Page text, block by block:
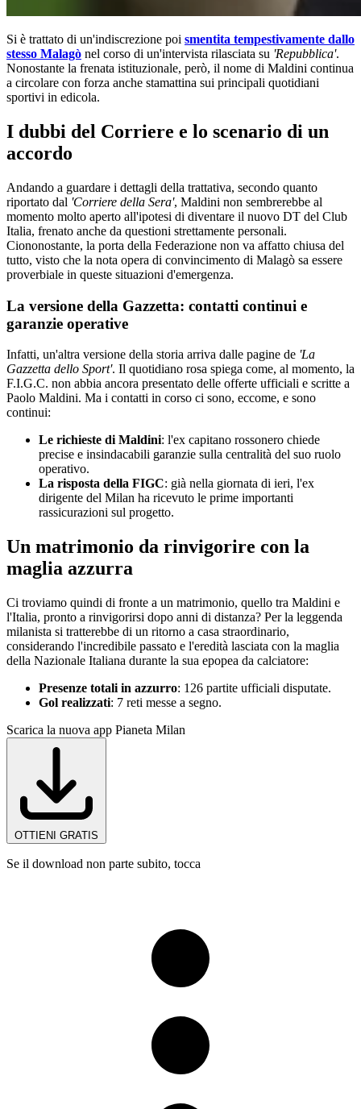
Si è trattato di un'indiscrezione poi smentita tempestivamente dallo
stesso Malagò nel corso di un'intervista rilasciata su 'Repubblica'.
Nonostante la frenata istituzionale, però, il nome di Maldini continua
a circolare con forza anche stamattina sui principali quotidiani
sportivi in edicola.
I dubbi del Corriere e lo scenario di un
accordo
Andando a guardare i dettagli della trattativa, secondo quanto
riportato dal 'Corriere della Sera', Maldini non sembrerebbe al
momento molto aperto all'ipotesi di diventare il nuovo DT del Club
Italia, frenato anche da questioni strettamente personali.
Ciononostante, la porta della Federazione non va affatto chiusa del
tutto, visto che la nota opera di convincimento di Malagò sa essere
proverbiale in queste situazioni d'emergenza.
La versione della Gazzetta: contatti continui e
garanzie operative
Infatti, un'altra versione della storia arriva dalle pagine de 'La
Gazzetta dello Sport'. Il quotidiano rosa spiega come, al momento, la
F.I.G.C. non abbia ancora presentato delle offerte ufficiali e scritte a
Paolo Maldini. Ma i contatti in corso ci sono, eccome, e sono
continui:
Le richieste di Maldini: l'ex capitano rossonero chiede
precise e insindacabili garanzie sulla centralità del suo ruolo
operativo.
La risposta della FIGC: già nella giornata di ieri, l'ex
dirigente del Milan ha ricevuto le prime importanti
rassicurazioni sul progetto.
Un matrimonio da rinvigorire con la
maglia azzurra
Ci troviamo quindi di fronte a un matrimonio, quello tra Maldini e
l'Italia, pronto a rinvigorirsi dopo anni di distanza? Per la leggenda
milanista si tratterebbe di un ritorno a casa straordinario,
considerando l'incredibile passato e l'eredità lasciata con la maglia
della Nazionale Italiana durante la sua epopea da calciatore:
Presenze totali in azzurro: 126 partite ufficiali disputate.
Gol realizzati: 7 reti messe a segno.
Scarica la nuova app Pianeta Milan
OTTIENI GRATIS
Se il download non parte subito, tocca